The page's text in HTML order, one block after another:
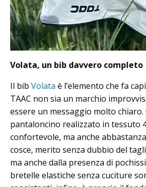
Volata, un bib davvero completo
Il bib Volata è l’elemento che fa
TAAC non sia un marchio
essere un messaggio molto chiaro.
pantaloncino realizzato in tessuto
confortevole, ma anche
cosce, merito senza dubbio del
ma anche dalla presenza di
bretelle elastiche senza cuciture